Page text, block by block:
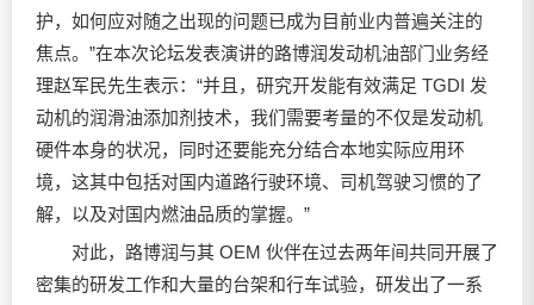
护，如何应对随之出现的问题已成为目前业内普遍关注的
焦点。”在本次论坛发表演讲的路博润发动机油部门业务经
理赵军民先生表示：“并且，研究开发能有效满足 TGDI 发
动机的润滑油添加剂技术，我们需要考量的不仅是发动机
硬件本身的状况，同时还要能充分结合本地实际应用环
境，这其中包括对国内道路行驶环境、司机驾驶习惯的了
解，以及对国内燃油品质的掌握。”
对此，路博润与其 OEM 伙伴在过去两年间共同开展了
密集的研发工作和大量的台架和行车试验，研发出了一系